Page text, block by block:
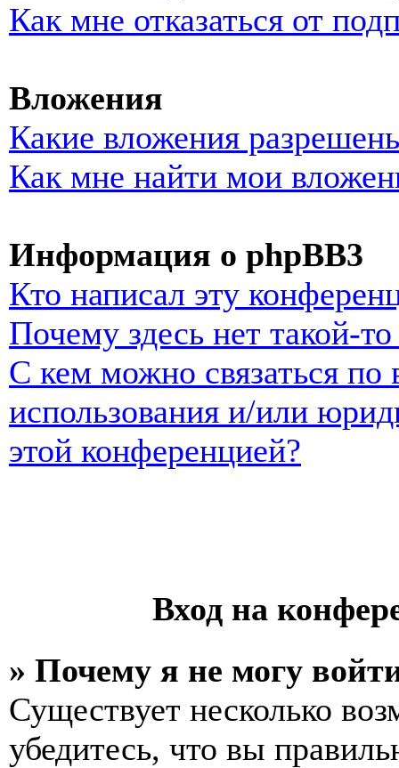
Как мне отказаться от
Вложения
Какие вложения
Как мне найти мои
Информация о phpBB3
Кто написал эту
Почему здесь нет такой-
С кем можно связаться по
использования и/или
этой конференцией?
Вход на
» Почему я не могу
Существует несколько
убедитесь, что вы